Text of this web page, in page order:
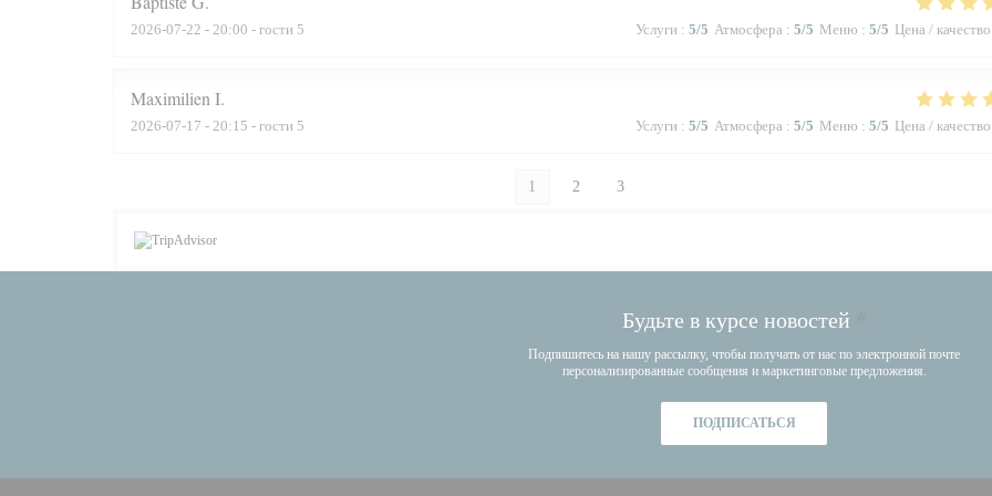
2026-07-22 - 20:00 - гости 5 Услуги : 5/5 Атмосфера : 5/5 Меню : 5/5 Цена / качество
Maximilien I
2026-07-17 - 20:15 - гости 5 Услуги : 5/5 Атмосфера : 5/5 Меню : 5/5 Цена / качество
1 2 3
Будьте в курсе новостей *
Подпишитесь на нашу рассылку, чтобы получать от нас по электронной почте
персонализированные сообщения и маркетинговые предложения.
ПОДПИСАТЬСЯ